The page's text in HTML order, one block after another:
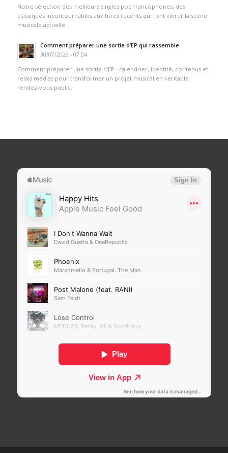
Notre sélection des meilleurs singles pop francophones, des
classiques incontournables aux titres récents qui font vibrer la scène
musicale actuelle.
Comment préparer une sortie d’EP qui rassemble
30/07/2026 - 07:04
Comment préparer une sortie d’EP : calendrier, identité, contenus et
relais médias pour transformer un projet musical en véritable
rendez-vous public.